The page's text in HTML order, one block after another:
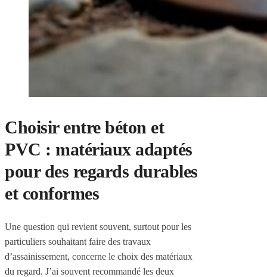
Choisir entre béton et
PVC : matériaux adaptés
pour des regards durables
et conformes
Une question qui revient souvent, surtout pour les
particuliers souhaitant faire des travaux
d’assainissement, concerne le choix des matériaux
du regard. J’ai souvent recommandé les deux